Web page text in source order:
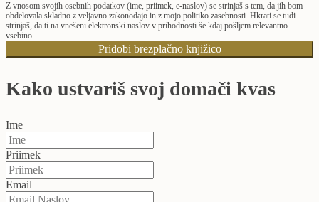
Z vnosom svojih osebnih podatkov (ime, priimek, e-naslov) se strinjaš s tem, da jih bom
obdelovala skladno z veljavno zakonodajo in z mojo politiko zasebnosti. Hkrati se tudi
strinjaš, da ti na vnešeni elektronski naslov v prihodnosti še kdaj pošljem relevantno
vsebino.
Pridobi brezplačno knjižico
Kako ustvariš svoj domači kvas
Ime
Priimek
Email